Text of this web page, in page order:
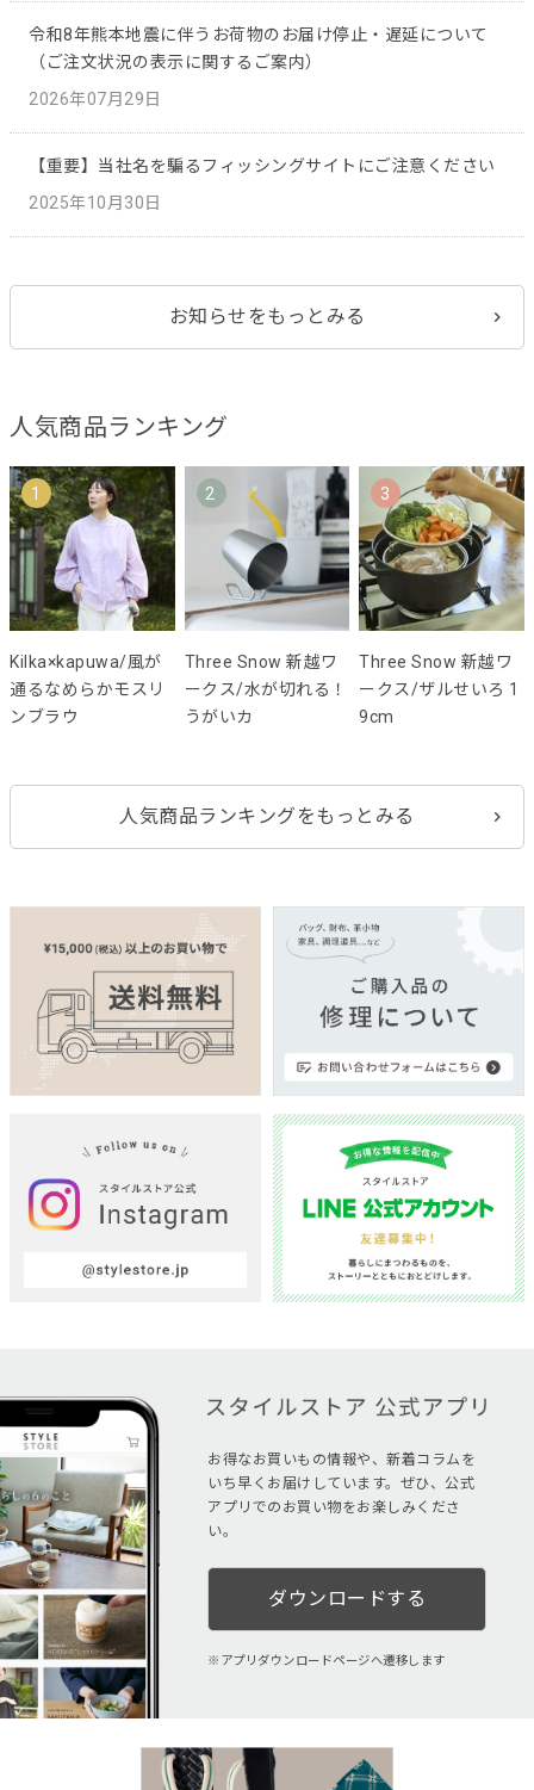
令和8年熊本地震に伴うお荷物のお届け停止・遅延について
（ご注文状況の表示に関するご案内）
2026年07月29日
【重要】当社名を騙るフィッシングサイトにご注意ください
2025年10月30日
お知らせをもっとみる
人気商品ランキング
1
Kilka×kapuwa/風が
通るなめらかモスリ
ンブラウ
2
Three Snow 新越ワ
ークス/水が切れる！
うがいカ
3
Three Snow 新越ワ
ークス/ザルせいろ 1
9cm
人気商品ランキングをもっとみる
お得なお買いもの情報や、新着コラムを
いち早くお届けしています。ぜひ、公式
アプリでのお買い物をお楽しみくださ
い。
ダウンロードする
アプリダウンロードページへ遷移します